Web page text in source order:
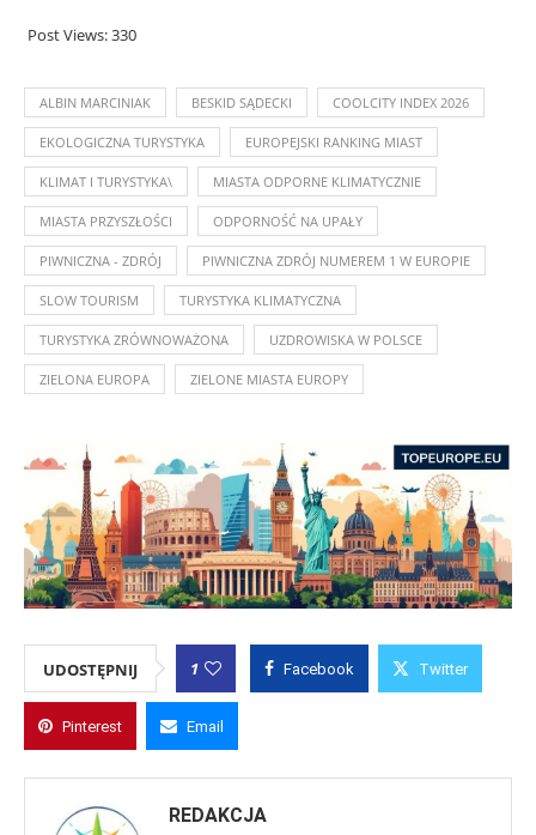
Post Views:330
ALBIN MARCINIAK BESKID SĄDECKI COOLCITY INDEX 2026
EKOLOGICZNA TURYSTYKA EUROPEJSKI RANKING MIAST
KLIMAT I TURYSTYKA\ MIASTA ODPORNE KLIMATYCZNIE
MIASTA PRZYSZŁOŚCI ODPORNOŚĆ NA UPAŁY
PIWNICZNA - ZDRÓJ PIWNICZNA ZDRÓJ NUMEREM 1 W EUROPIE
SLOW TOURISM TURYSTYKA KLIMATYCZNA
TURYSTYKA ZRÓWNOWAŻONA UZDROWISKA W POLSCE
ZIELONA EUROPA ZIELONE MIASTA EUROPY
UDOSTĘPNIJ 1 Facebook Twitter
Pinterest Email
REDAKCJA